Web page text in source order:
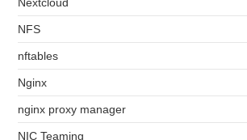
Nextcloud
NFS
nftables
Nginx
nginx proxy manager
NIC Teaming